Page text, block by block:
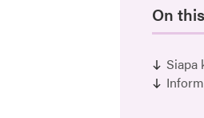
On
Siapa